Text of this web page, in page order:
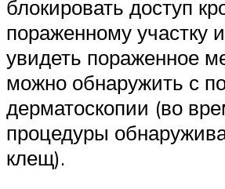
блокировать доступ
пораженному участку
увидеть пораженное
можно обнаружить с
дерматоскопии (во
процедуры
клещ).